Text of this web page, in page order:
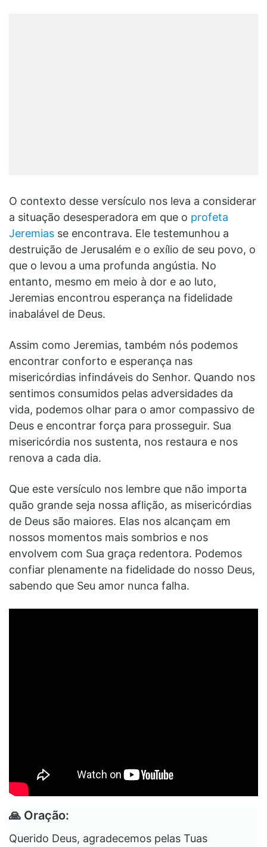
O contexto desse versículo nos leva a considerar
a situação desesperadora em que o profeta
Jeremias se encontrava. Ele testemunhou a
destruição de Jerusalém e o exílio de seu povo, o
que o levou a uma profunda angústia. No
entanto, mesmo em meio à dor e ao luto,
Jeremias encontrou esperança na fidelidade
inabalável de Deus.
Assim como Jeremias, também nós podemos
encontrar conforto e esperança nas
misericórdias infindáveis do Senhor. Quando nos
sentimos consumidos pelas adversidades da
vida, podemos olhar para o amor compassivo de
Deus e encontrar força para prosseguir. Sua
misericórdia nos sustenta, nos restaura e nos
renova a cada dia.
Que este versículo nos lembre que não importa
quão grande seja nossa aflição, as misericórdias
de Deus são maiores. Elas nos alcançam em
nossos momentos mais sombrios e nos
envolvem com Sua graça redentora. Podemos
confiar plenamente na fidelidade do nosso Deus,
sabendo que Seu amor nunca falha.
🙏 Oração:
Querido Deus, agradecemos pelas Tuas